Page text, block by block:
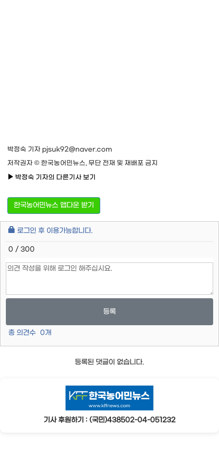
박정숙 기자 pjsuk92@naver.com
저작권자 © 한국농어민뉴스, 무단 전재 및 재배포 금지
박정숙 기자의 다른기사 보기
한국농어민뉴스 앱다운 받기
로그인 후 이용가능합니다.
0 / 300
등록
총 의견수 0개
등록된 댓글이 없습니다.
기사 후원하기 : (국민)438502-04-051232